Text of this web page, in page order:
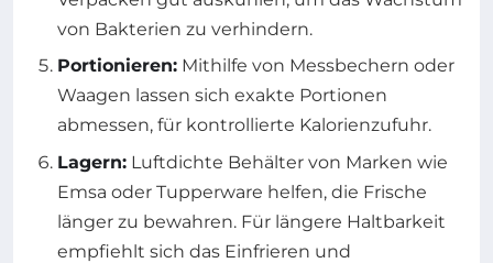
von Bakterien zu verhindern.
Portionieren: Mithilfe von Messbechern oder
Waagen lassen sich exakte Portionen
abmessen, für kontrollierte Kalorienzufuhr.
Lagern: Luftdichte Behälter von Marken wie
Emsa oder Tupperware helfen, die Frische
länger zu bewahren. Für längere Haltbarkeit
empfiehlt sich das Einfrieren und